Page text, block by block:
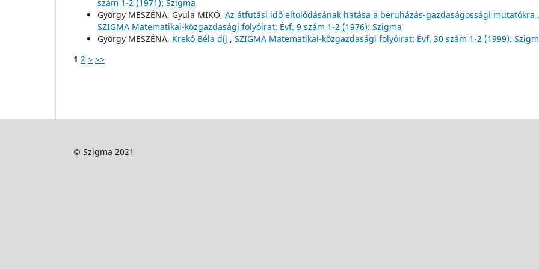
szám 1-2 (1971): Szigma
György MESZÉNA, Gyula MIKÓ, Az átfutási idő eltolódásának hatása a beruházás-gazdaságossági mutatókra ,
SZIGMA Matematikai-közgazdasági folyóirat: Évf. 9 szám 1-2 (1976): Szigma
György MESZÉNA, Krekó Béla díj , SZIGMA Matematikai-közgazdasági folyóirat: Évf. 30 szám 1-2 (1999):
1 2 > >>
© Szigma 2021